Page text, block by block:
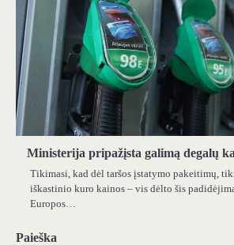
Ministerija pripažįsta galimą degalų
Tikimasi, kad dėl taršos įstatymo pakeitimų,
iškastinio kuro kainos – vis dėlto šis
Europos…
Paieška